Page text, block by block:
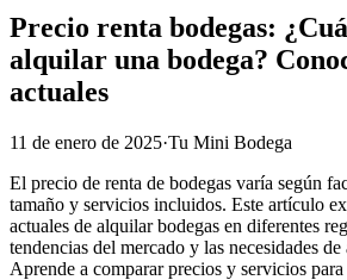
Precio renta bodegas:
alquilar una bodega?
actuales
11 de enero de 2025·Tu Mini Bodega
El precio de renta de bodegas varía según
tamaño y servicios incluidos. Este artículo
actuales de alquilar bodegas en diferentes
tendencias del mercado y las necesidades
Aprende a comparar precios y servicios